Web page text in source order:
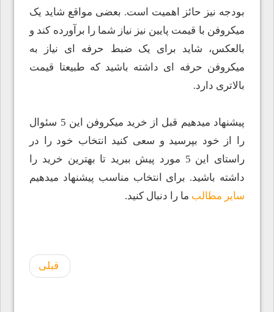
بودجه نیز حائز اهمیت است. بعضی مواقع شاید یک
میکروفن با قیمت پایین نیز نیاز شما را برآورده کند و
بالعکس، شاید برای یک ضبط حرفه ای نیاز به
میکروفن حرفه ای داشته باشید که طبیعتا قیمت
بالاتری دارد.
پیشنهاد میدهیم قبل از خرید میکروفن این 5 سئوال
را از خود بپرسید و سعی کنید انتخاب خود را در
راستای این 5 مورد پیش ببرید تا بهترین خرید را
داشته باشید. برای انتخاب مناسب پیشنهاد میدهیم
سایر مطالب ما را دنبال کنید.
قبلی